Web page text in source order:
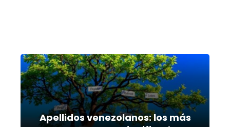
Apellidos venezolanos: los más